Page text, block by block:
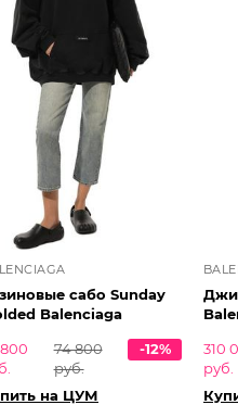
сабо Sunday
Balenciaga
74 800
руб.
-12%
на ЦУМ
310
руб.